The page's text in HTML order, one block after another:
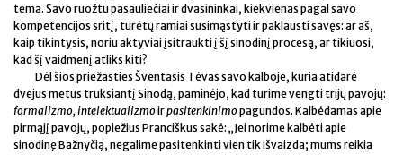
tema. Savo ruožtu pasauliečiai ir dvasininkai, kiekvienas pagal savo
kompetencijos sritį, turėtų ramiai susimąstyti ir paklausti savęs: ar aš,
kaip tikintysis, noriu aktyviai įsitraukti į šį sinodinį procesą, ar tikiuosi,
kad šį vaidmenį atliks kiti?
Dėl šios priežasties Šventasis Tėvas savo kalboje, kuria atidarė
dvejus metus truksiantį Sinodą, paminėjo, kad turime vengti trijų pavojų:
formalizmo, intelektualizmoirpasitenkinimopagundos. Kalbėdamas apie
pirmąjį pavojų, popiežius Pranciškus sakė: „Jei norime kalbėti apie
sinodinę Bažnyčią, negalime pasitenkinti vien tik išvaizda; mums reikia